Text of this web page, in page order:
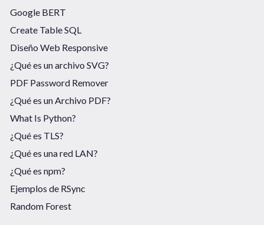
Google BERT
Create Table SQL
Diseño Web Responsive
¿Qué es un archivo SVG?
PDF Password Remover
¿Qué es un Archivo PDF?
What Is Python?
¿Qué es TLS?
¿Qué es una red LAN?
¿Qué es npm?
Ejemplos de RSync
Random Forest